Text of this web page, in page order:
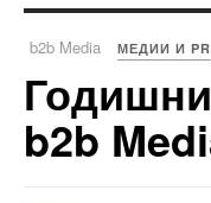
b2b Media МЕДИИ И PR
b2b